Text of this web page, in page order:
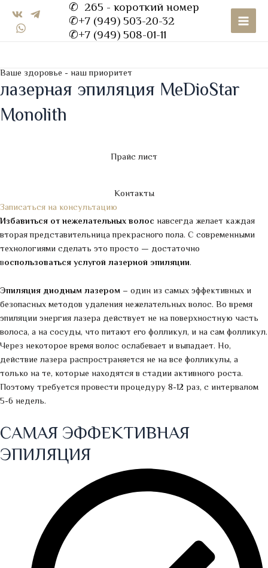
содержимому
✆ 265 - короткий номер
✆+7 (949) 503-20-32
✆+7 (949) 508-01-11
Main
Ваше здоровье - наш приоритет
лазерная эпиляция MeDioStar
Monolith
Прайс лист
Контакты
Записаться на консультацию
Избавиться от нежелательных волос навсегда желает каждая
вторая представительница прекрасного пола. С современными
технологиями сделать это просто — достаточно
воспользоваться услугой лазерной эпиляции.
Эпиляция диодным лазером – один из самых эффективных и
безопасных методов удаления нежелательных волос. Во время
эпиляции энергия лазера действует не на поверхностную часть
волоса, а на сосуды, что питают его фолликул, и на сам фолликул.
Через некоторое время волос ослабевает и выпадает. Но,
действие лазера распространяется не на все фолликулы, а
только на те, которые находятся в стадии активного роста.
Поэтому требуется провести процедуру 8-12 раз, с интервалом
5-6 недель.
САМАЯ ЭФФЕКТИВНАЯ
ЭПИЛЯЦИЯ